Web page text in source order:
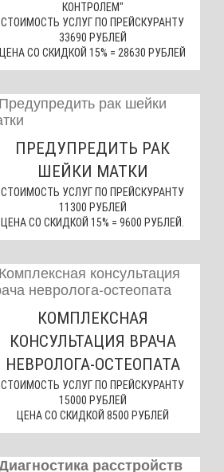
КОНТРОЛЕМ"
СТОИМОСТЬ УСЛУГ ПО ПРЕЙСКУРАНТУ
33690 РУБЛЕЙ
ЦЕНА СО СКИДКОЙ 15% = 28630 РУБЛЕЙ
ПРЕДУПРЕДИТЬ РАК
ШЕЙКИ МАТКИ
СТОИМОСТЬ УСЛУГ ПО ПРЕЙСКУРАНТУ
11300 РУБЛЕЙ
ЦЕНА СО СКИДКОЙ 15% = 9600 РУБЛЕЙ.
КОМПЛЕКСНАЯ
КОНСУЛЬТАЦИЯ ВРАЧА
НЕВРОЛОГА-ОСТЕОПАТА
СТОИМОСТЬ УСЛУГ ПО ПРЕЙСКУРАНТУ
15000 РУБЛЕЙ
ЦЕНА СО СКИДКОЙ 8500 РУБЛЕЙ